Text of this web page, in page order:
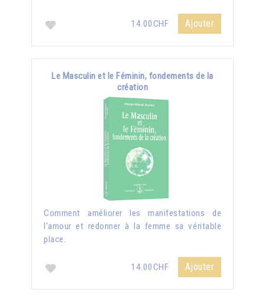
14.00CHF Ajouter
Le Masculin et le Féminin, fondements de la
création
Comment améliorer les manifestations de
l'amour et redonner à la femme sa véritable
place.
14.00CHF Ajouter